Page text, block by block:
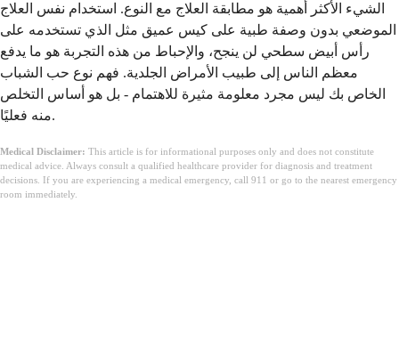
الشيء الأكثر أهمية هو مطابقة العلاج مع النوع. استخدام نفس العلاج
الموضعي بدون وصفة طبية على كيس عميق مثل الذي تستخدمه على
رأس أبيض سطحي لن ينجح، والإحباط من هذه التجربة هو ما يدفع
معظم الناس إلى طبيب الأمراض الجلدية. فهم نوع حب الشباب
الخاص بك ليس مجرد معلومة مثيرة للاهتمام - بل هو أساس التخلص
منه فعليًا.
Medical Disclaimer: This article is for informational purposes only and does not constitute
medical advice. Always consult a qualified healthcare provider for diagnosis and treatment
decisions. If you are experiencing a medical emergency, call 911 or go to the nearest emergency
room immediately.